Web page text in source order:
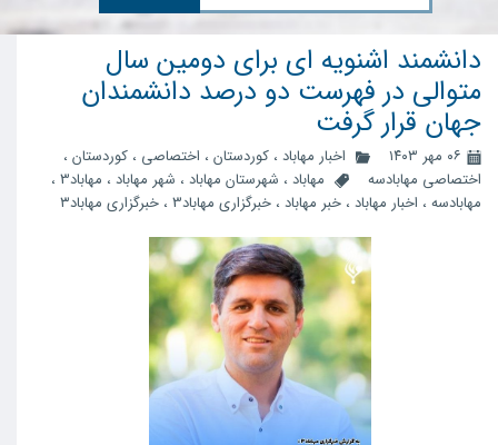
دانشمند اشنویه ای برای دومین سال
متوالی در فهرست دو درصد دانشمندان
جهان قرار گرفت
۰۶ مهر ۱۴۰۳ اخبار مهاباد ، کوردستان ، اختصاصی ، کوردستان ،
اختصاصی مهابادسه
مهاباد ، شهرستان مهاباد ، شهر مهاباد ، مهاباد3
،
مهابادسه ، اخبار مهاباد ، خبر مهاباد ، خبرگزاری مهاباد3 ، خبرگزاری مهاباد۳